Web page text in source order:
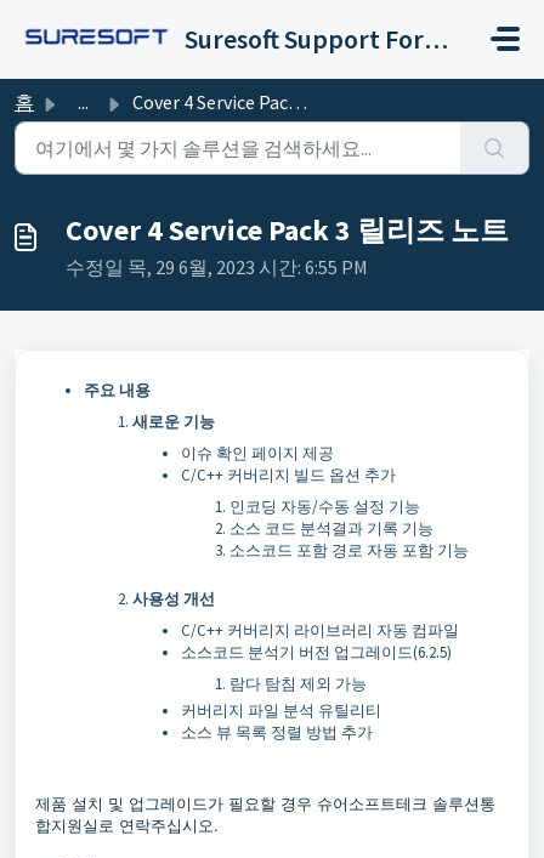
Suresoft Support Forum
홈 ... Cover 4 Service Pack 3 릴리즈 노트
Cover 4 Service Pack 3 릴리즈 노트
수정일 목, 29 6월, 2023 시간: 6:55 PM
주요내용
새로운 기능
이슈 확인 페이지 제공
C/C++ 커버리지 빌드 옵션 추가
인코딩 자동/수동 설정 기능
소스 코드 분석결과 기록 기능
소스코드 포함 경로 자동 포함 기능
사용성 개선
C/C++ 커버리지 라이브러리 자동 컴파일
소스코드 분석기 버전 업그레이드(6.2.5)
람다 탐침 제외 가능
커버리지 파일 분석 유틸리티
소스 뷰 목록 정렬 방법 추가
제품 설치 및 업그레이드가 필요할 경우 슈어소프트테크 솔루션통
합지원실로 연락주십시오.